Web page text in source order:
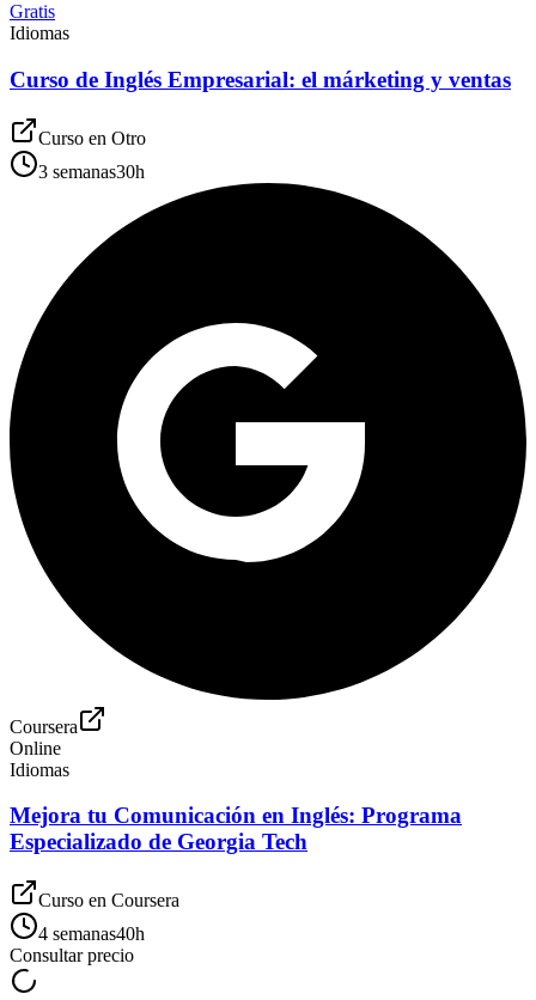
Gratis
Idiomas
Curso de Inglés Empresarial: el márketing y ventas
Curso en Otro
3 semanas30h
Coursera
Online
Idiomas
Mejora tu Comunicación en Inglés: Programa
Especializado de Georgia Tech
Curso en Coursera
4 semanas40h
Consultar precio